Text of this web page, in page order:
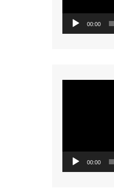
00:00
00:00